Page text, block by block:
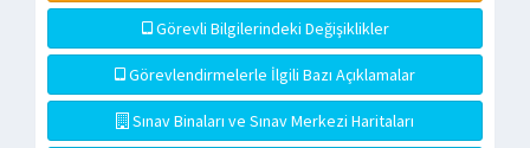
Görevli Bilgilerindeki Değişiklikler
Görevlendirmelerle İlgili Bazı Açıklamalar
Sınav Binaları ve Sınav Merkezi Haritaları